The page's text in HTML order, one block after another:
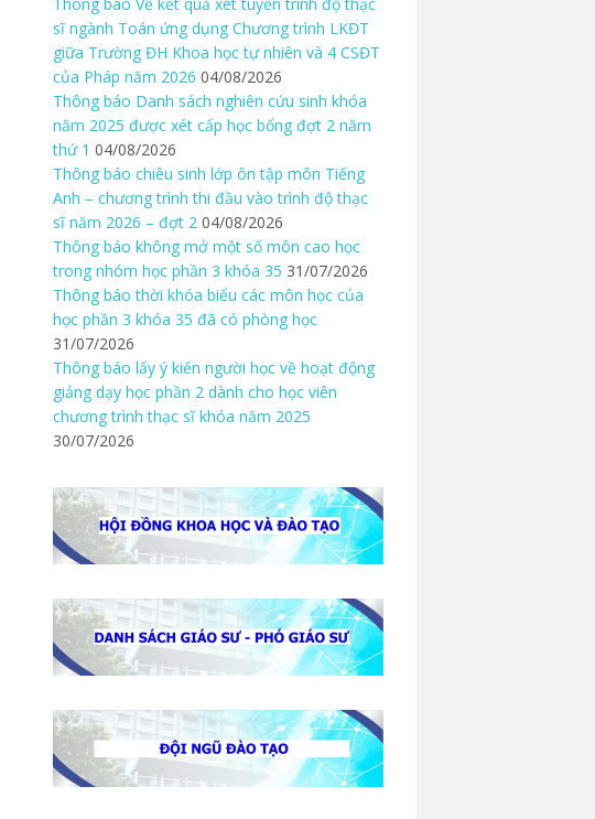
sĩ ngành Toán ứng dụng Chương trình LKĐT
giữa Trường ĐH Khoa học tự nhiên và 4 CSĐT
của Pháp năm 2026 04/08/2026
Thông báo Danh sách nghiên cứu sinh khóa
năm 2025 được xét cấp học bổng đợt 2 năm
thứ 1 04/08/2026
Thông báo chiêu sinh lớp ôn tập môn Tiếng
Anh – chương trình thi đầu vào trình độ thạc
sĩ năm 2026 – đợt 2 04/08/2026
Thông báo không mở một số môn cao học
trong nhóm học phần 3 khóa 35 31/07/2026
Thông báo thời khóa biểu các môn học của
học phần 3 khóa 35 đã có phòng học
31/07/2026
Thông báo lấy ý kiến người học về hoạt động
giảng dạy học phần 2 dành cho học viên
chương trình thạc sĩ khóa năm 2025
30/07/2026